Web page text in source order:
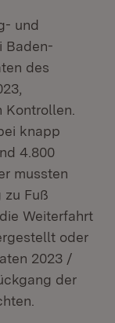
und
Baden-
des
knapp
4.800
mussten
zu Fuß
Weiterfahrt
oder
2023 /
der